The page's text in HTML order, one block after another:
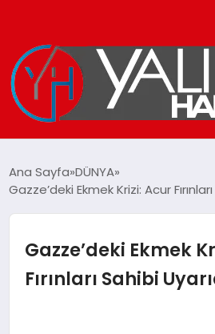
DÜNYA
EKONOMİ
Ana Sayfa DÜNYA
Gazze’deki Ekmek Krizi: Acur
Gazze’deki Ekmek
Fırınları Sahibi